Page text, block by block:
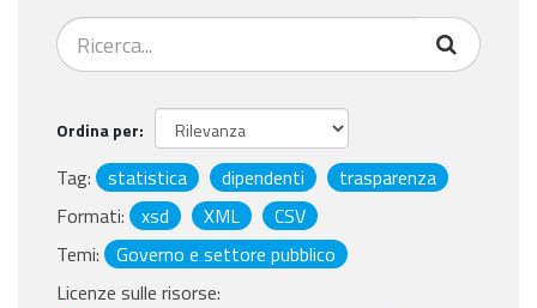
Ordina per
Tag: statistica dipendenti
trasparenza
Formati:
xsd XML
CSV
Temi:
Governo e settore pubblico
Licenze sulle risorse: